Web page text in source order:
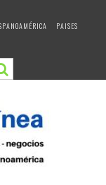
PAISES